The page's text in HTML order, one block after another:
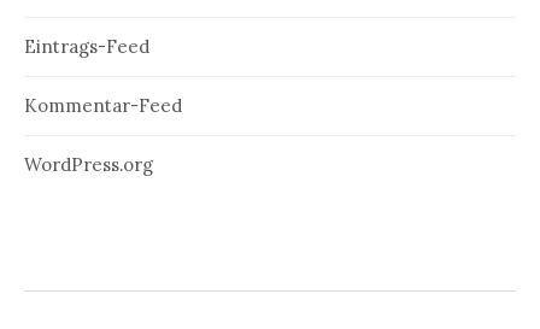
Eintrags-Feed
Kommentar-Feed
WordPress.org